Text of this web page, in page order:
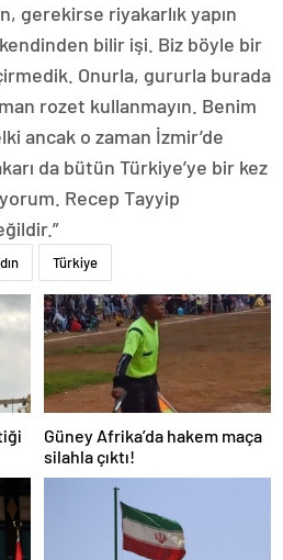
gerekirse riyakarlık yapın
kendinden bilir işi. Biz böyle bir
Onurla, gururla burada
rozet kullanmayın. Benim
ancak o zaman İzmir’de
da bütün Türkiye’ye bir kez
Recep Tayyip
Türkiye
Güney Afrika’da hakem maça
silahla çıktı!